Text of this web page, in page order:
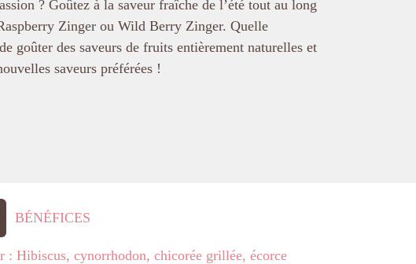
? Goûtez à la saveur fraîche de l’été tout au long
Zinger ou Wild Berry Zinger. Quelle
goûter des saveurs de fruits entièrement naturelles et
saveurs préférées !
BÉNÉFICES
: Hibiscus, cynorrhodon, chicorée grillée, écorce